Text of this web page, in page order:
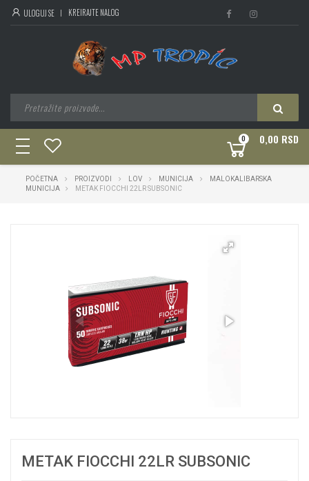
ULOGUJ SE KREIRAJTE NALOG
toggle
navigation
0 0,00 RSD
POČETNA PROIZVODI LOV MUNICIJA
MALOKALIBARSKA
MUNICIJA
METAK FIOCCHI 22LR SUBSONIC
METAK FIOCCHI 22LR SUBSONIC